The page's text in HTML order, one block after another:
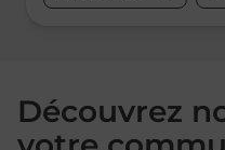
Découvrez